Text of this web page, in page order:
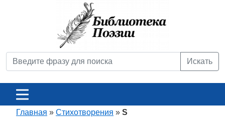
Искать
Главная » Стихотворения » S